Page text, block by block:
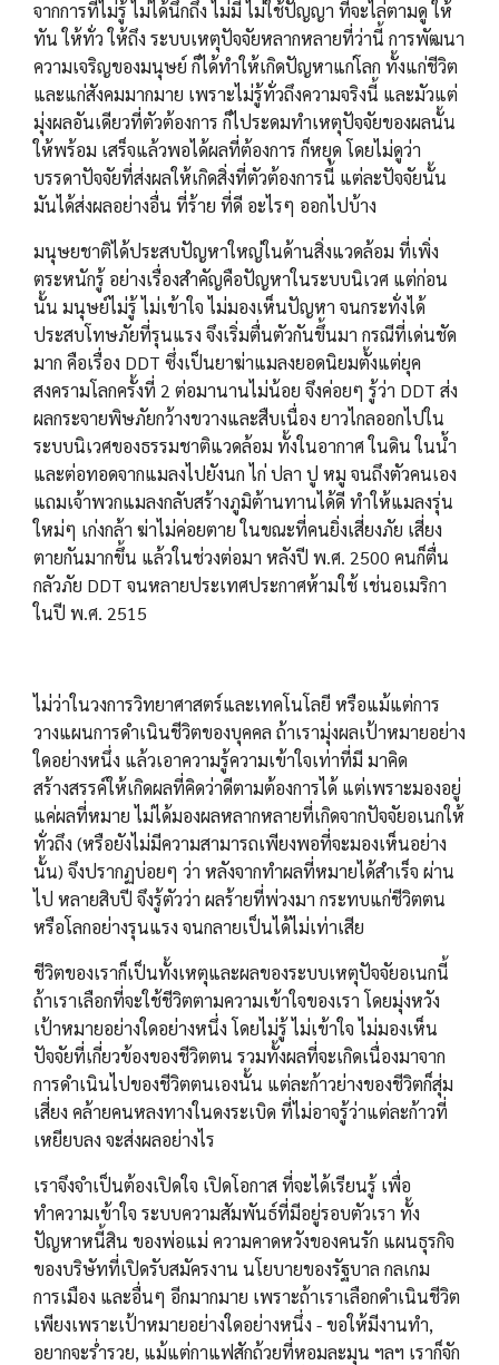
จากการที่ไม่รู้ ไม่ได้นึกถึง ไม่มี ไม่ใช้ปัญญา ที่จะไล่ตามดู ให้
ทัน ให้ทั่ว ให้ถึง ระบบเหตุปัจจัยหลากหลายที่ว่านี้ การพัฒนา
ความเจริญของมนุษย์ ก็ได้ทำให้เกิดปัญหาแก่โลก ทั้งแก่ชีวิต
และแก่สังคมมากมาย เพราะไม่รู้ทั่วถึงความจริงนี้ และมัวแต่
มุ่งผลอันเดียวที่ตัวต้องการ ก็ไประดมทำเหตุปัจจัยของผลนั้น
ให้พร้อม เสร็จแล้วพอได้ผลที่ต้องการ ก็หยุด โดยไม่ดูว่า
บรรดาปัจจัยที่ส่งผลให้เกิดสิ่งที่ตัวต้องการนี้ แต่ละปัจจัยนั้น
มันได้ส่งผลอย่างอื่น ที่ร้าย ที่ดี อะไรๆ ออกไปบ้าง
มนุษยชาติได้ประสบปัญหาใหญ่ในด้านสิ่งแวดล้อม ที่เพิ่ง
ตระหนักรู้ อย่างเรื่องสำคัญคือปัญหาในระบบนิเวศ แต่ก่อน
นั้น มนุษย์ไม่รู้ ไม่เข้าใจ ไม่มองเห็นปัญหา จนกระทั่งได้
ประสบโทษภัยที่รุนแรง จึงเริ่มตื่นตัวกันขึ้นมา กรณีที่เด่นชัด
มาก คือเรื่อง DDT ซึ่งเป็นยาฆ่าแมลงยอดนิยมตั้งแต่ยุค
สงครามโลกครั้งที่ 2 ต่อมานานไม่น้อย จึงค่อยๆ รู้ว่า DDT ส่ง
ผลกระจายพิษภัยกว้างขวางและสืบเนื่อง ยาวไกลออกไปใน
ระบบนิเวศของธรรมชาติแวดล้อม ทั้งในอากาศ ในดิน ในน้ำ
และต่อทอดจากแมลงไปยังนก ไก่ ปลา ปู หมู จนถึงตัวคนเอง
แถมเจ้าพวกแมลงกลับสร้างภูมิต้านทานได้ดี ทำให้แมลงรุ่น
ใหม่ๆ เก่งกล้า ฆ่าไม่ค่อยตาย ในขณะที่คนยิ่งเสี่ยงภัย เสี่ยง
ตายกันมากขึ้น แล้วในช่วงต่อมา หลังปี พ.ศ. 2500 คนก็ตื่น
กลัวภัย DDT จนหลายประเทศประกาศห้ามใช้ เช่นอเมริกา
ในปี พ.ศ. 2515
ไม่ว่าในวงการวิทยาศาสตร์และเทคโนโลยี หรือแม้แต่การ
วางแผนการดำเนินชีวิตของบุคคล ถ้าเรามุ่งผลเป้าหมายอย่าง
ใดอย่างหนึ่ง แล้วเอาความรู้ความเข้าใจเท่าที่มี มาคิด
สร้างสรรค์ให้เกิดผลที่คิดว่าดีตามต้องการได้ แต่เพราะมองอยู่
แค่ผลที่หมาย ไม่ได้มองผลหลากหลายที่เกิดจากปัจจัยอเนกให้
ทั่วถึง (หรือยังไม่มีความสามารถเพียงพอที่จะมองเห็นอย่าง
นั้น) จึงปรากฏบ่อยๆ ว่า หลังจากทำผลที่หมายได้สำเร็จ ผ่าน
ไป หลายสิบปี จึงรู้ตัวว่า ผลร้ายที่พ่วงมา กระทบแก่ชีวิตตน
หรือโลกอย่างรุนแรง จนกลายเป็นได้ไม่เท่าเสีย
ชีวิตของเราก็เป็นทั้งเหตุและผลของระบบเหตุปัจจัยอเนกนี้
ถ้าเราเลือกที่จะใช้ชีวิตตามความเข้าใจของเรา โดยมุ่งหวัง
เป้าหมายอย่างใดอย่างหนึ่ง โดยไม่รู้ ไม่เข้าใจ ไม่มองเห็น
ปัจจัยที่เกี่ยวข้องของชีวิตตน รวมทั้งผลที่จะเกิดเนื่องมาจาก
การดำเนินไปของชีวิตตนเองนั้น แต่ละก้าวย่างของชีวิตก็สุ่ม
เสี่ยง คล้ายคนหลงทางในดงระเบิด ที่ไม่อาจรู้ว่าแต่ละก้าวที่
เหยียบลง จะส่งผลอย่างไร
เราจึงจำเป็นต้องเปิดใจ เปิดโอกาส ที่จะได้เรียนรู้ เพื่อ
ทำความเข้าใจ ระบบความสัมพันธ์ที่มีอยู่รอบตัวเรา ทั้ง
ปัญหาหนี้สิน ของพ่อแม่ ความคาดหวังของคนรัก แผนธุรกิจ
ของบริษัทที่เปิดรับสมัครงาน นโยบายของรัฐบาล กลเกม
การเมือง และอื่นๆ อีกมากมาย เพราะถ้าเราเลือกดำเนินชีวิต
เพียงเพราะเป้าหมายอย่างใดอย่างหนึ่ง - ขอให้มีงานทำ,
อยากจะร่ำรวย, แม้แต่กาแฟสักถ้วยที่หอมละมุน ฯลฯ เราก็จัก